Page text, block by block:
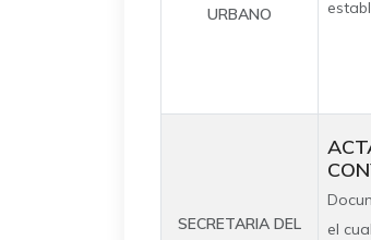
URBANO
SECRETARIA DEL
el